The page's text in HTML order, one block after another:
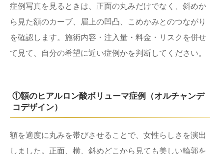
症例写真を見るときは、正面の丸みだけでなく、斜めか
ら見た額のカーブ、眉上の凹凸、こめかみとのつながり
を確認します。施術内容・注入量・料金・リスクを併せ
て見て、自分の希望に近い症例かを判断してください。
①額のヒアルロン酸ボリューマ症例（オルチャンデ
コデザイン）
額を適度に丸みを帯びさせることで、女性らしさを演出
しました。正面、横、斜めどこから見ても美しい輪郭を